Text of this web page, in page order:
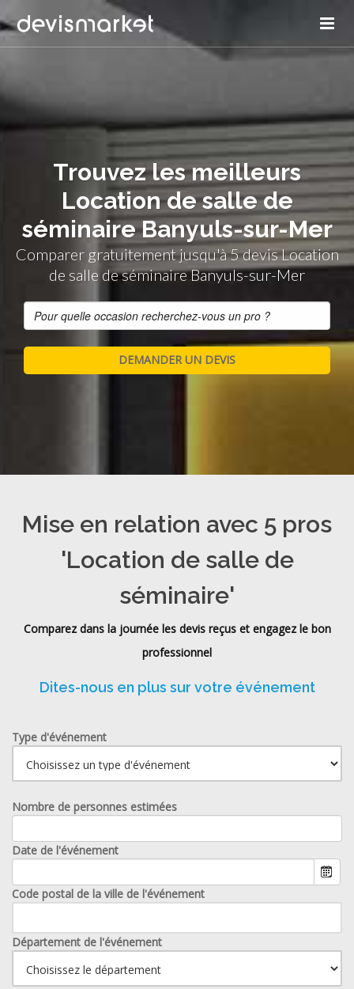
Trouvez les meilleurs
Location de salle de
séminaire Banyuls-sur-Mer
Comparer gratuitement jusqu'à 5 devis Location
de salle de séminaire Banyuls-sur-Mer
Mise en relation avec 5 pros
'Location de salle de
séminaire'
Comparez dans la journée les devis reçus et engagez le bon
professionnel
Dites-nous en plus sur votre événement
Type d'événement
Nombre de personnes estimées
Date de l'événement
Code postal de la ville de l'événement
Département de l'événement